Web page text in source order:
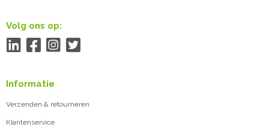
Volg ons op:
Informatie
Verzenden & retourneren
Klantenservice